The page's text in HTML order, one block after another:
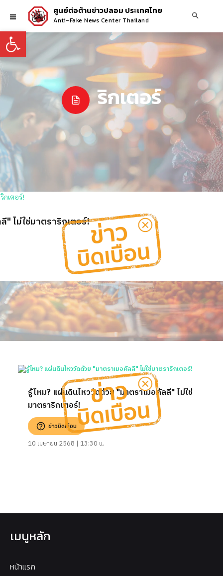
Open toolbar
ศูนย์ต่อต้านข่าวปลอม ประเทศไทย
Anti-Fake News Center Thailand
ริกเตอร์
ไม่ใช่มาตราริกเตอร์!
รู้ไหม? แผ่นดินไหววัดด้วย "มาตราเมอคัลลี" ไม่ใช่
มาตราริกเตอร์!
ข่าวบิดเบือน
10 เมษายน 2568 | 13:30 น.
เมนูหลัก
หน้าแรก